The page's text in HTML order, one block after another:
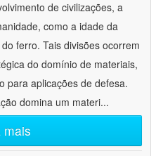
de civilizações, a
como a idade da
ferro. Tais divisões ocorrem
do domínio de materiais,
para aplicações de defesa.
domina um materi...
mais